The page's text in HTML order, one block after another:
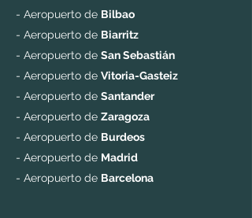
- Aeropuerto de Bilbao
- Aeropuerto de Biarritz
- Aeropuerto de San Sebastián
- Aeropuerto de Vitoria-Gasteiz
- Aeropuerto de Santander
- Aeropuerto de Zaragoza
- Aeropuerto de Burdeos
- Aeropuerto de Madrid
- Aeropuerto de Barcelona